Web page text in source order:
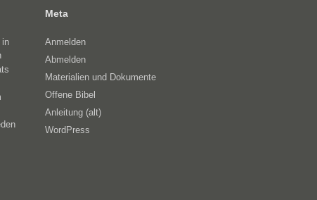
in
Meta
Anmelden
Abmelden
Materialien und Dokumente
Offene Bibel
Anleitung (alt)
WordPress